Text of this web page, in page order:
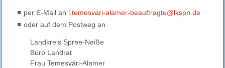
per E-Mail an l.temesvari-alamer-beauftragte@lkspn.de
oder auf dem Postweg an
Landkreis Spree-Neiße
Büro Landrat
Frau Temesvári-Alamer